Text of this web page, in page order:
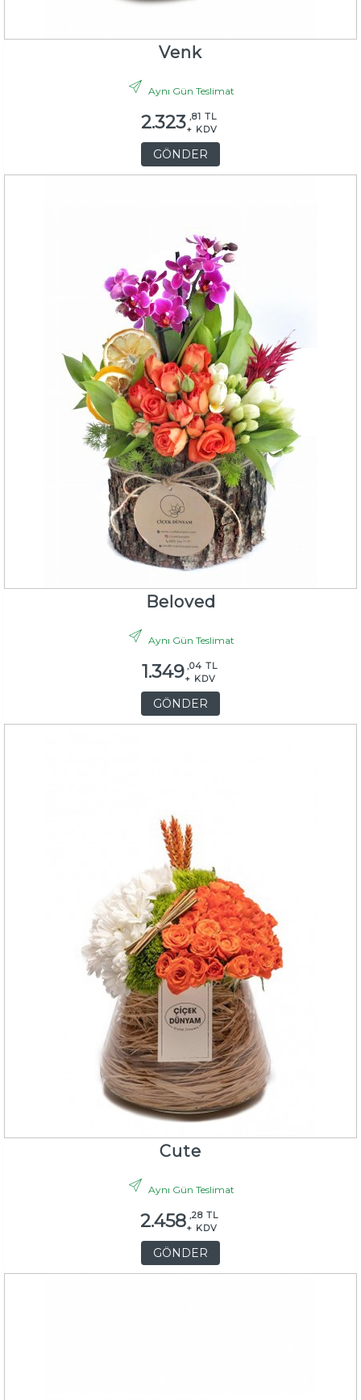
Venk
Aynı Gün Teslimat
2.323 ,81 TL
+ KDV
GÖNDER
Beloved
Aynı Gün Teslimat
1.349 ,04 TL
+ KDV
GÖNDER
Cute
Aynı Gün Teslimat
2.458 ,28 TL
+ KDV
GÖNDER